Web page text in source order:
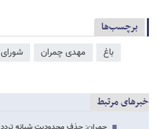
برچسب‌ها
باغ مهدی چمران
خبرهای مرتبط